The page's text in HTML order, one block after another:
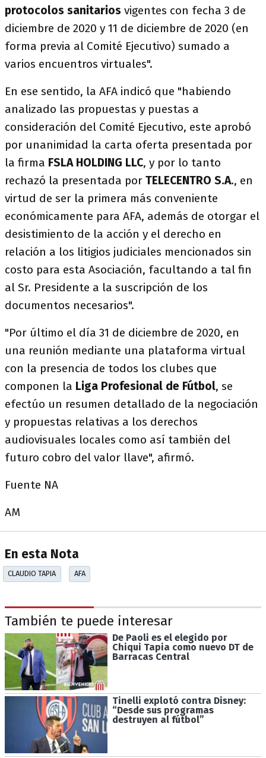
protocolos sanitarios vigentes con fecha 3 de
diciembre de 2020 y 11 de diciembre de 2020 (en
forma previa al Comité Ejecutivo) sumado a
varios encuentros virtuales".
En ese sentido, la AFA indicó que "habiendo
analizado las propuestas y puestas a
consideración del Comité Ejecutivo, este aprobó
por unanimidad la carta oferta presentada por
la firma FSLA HOLDING LLC, y por lo tanto
rechazó la presentada por TELECENTRO S.A., en
virtud de ser la primera más conveniente
económicamente para AFA, además de otorgar el
desistimiento de la acción y el derecho en
relación a los litigios judiciales mencionados sin
costo para esta Asociación, facultando a tal fin
al Sr. Presidente a la suscripción de los
documentos necesarios".
"Por último el día 31 de diciembre de 2020, en
una reunión mediante una plataforma virtual
con la presencia de todos los clubes que
componen la Liga Profesional de Fútbol, se
efectúo un resumen detallado de la negociación
y propuestas relativas a los derechos
audiovisuales locales como así también del
futuro cobro del valor llave", afirmó.
Fuente NA
AM
En esta Nota
CLAUDIO TAPIA AFA
También te puede interesar
De Paoli es el elegido por
Chiqui Tapia como nuevo DT de
Barracas Central
Tinelli explotó contra Disney:
“Desde sus programas
destruyen al fútbol”